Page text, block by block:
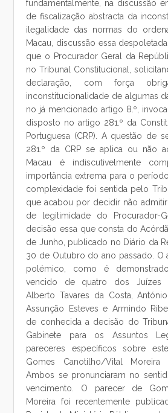
fundamentalmente, na discussão
de fiscalização abstracta da
ilegalidade das normas do
Macau, discussão essa
que o Procurador Geral da
no Tribunal Constitucional,
declaração, com força
inconstitucionalidade de algumas
no já mencionado artigo 8.º,
disposto no artigo 281.º da
Portuguesa (CRP). A questão de
281.º da CRP se aplica ou não
Macau é indiscutivelmente
importância extrema para o
complexidade foi sentida pelo
que acabou por decidir não
de legitimidade do Procurador-
decisão essa que consta do
de Junho, publicado no Diário da
30 de Outubro do ano passado. O
polémico, como é
vencido de quatro dos Juízes
Alberto Tavares da Costa,
Assunção Esteves e Armindo
de conhecida a decisão do
Gabinete para os Assuntos
pareceres específicos sobre
Gomes Canotilho/Vital Moreira
Ambos se pronunciaram no
vencimento. O parecer de
Moreira foi recentemente